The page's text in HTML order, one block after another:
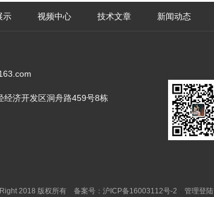
示 视频中心 技术文章 新闻动态
经济开发区洞舟路459号8栋
2018 版权所有 备案号： 沪ICP备16003112号-2 管理登陆